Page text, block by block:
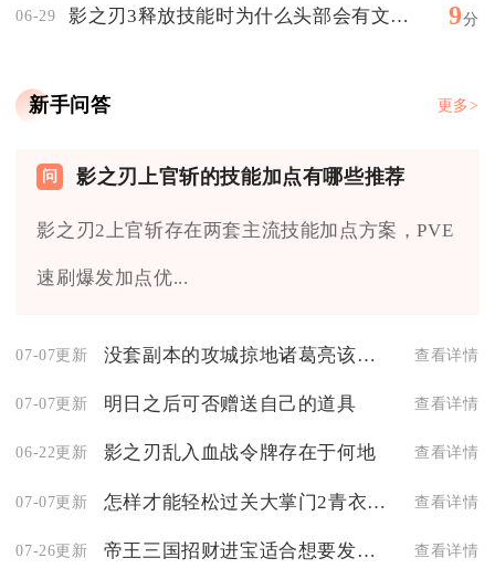
06-29 影之刃3释放技能时为什么头部会有文字显示 9分
新手问答 更多>
影之刃上官斩的技能加点有哪些推荐
影之刃2上官斩存在两套主流技能加点方案，PVE
速刷爆发加点优...
07-07更新 没套副本的攻城掠地诸葛亮该如何打 查看详情
07-07更新 明日之后可否赠送自己的道具 查看详情
06-22更新 影之刃乱入血战令牌存在于何地 查看详情
07-07更新 怎样才能轻松过关大掌门2青衣楼攻略分享 查看详情
07-26更新 帝王三国招财进宝适合想要发家致富的人吗 查看详情